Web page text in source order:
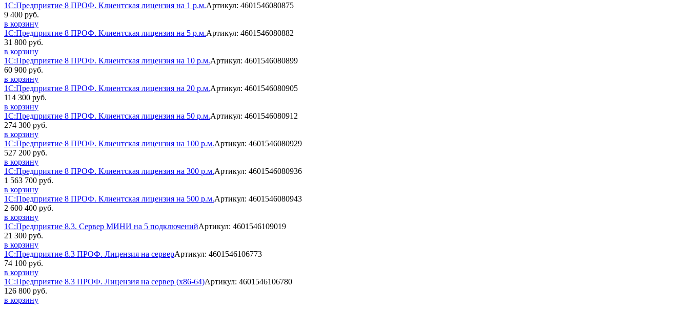
1С:Предприятие 8 ПРОФ. Клиентская лицензия на 1 р.м.Артикул: 4601546080875
9 400 руб.
в корзину
1С:Предприятие 8 ПРОФ. Клиентская лицензия на 5 р.м.Артикул: 4601546080882
31 800 руб.
в корзину
1С:Предприятие 8 ПРОФ. Клиентская лицензия на 10 р.м.Артикул: 4601546080899
60 900 руб.
в корзину
1С:Предприятие 8 ПРОФ. Клиентская лицензия на 20 р.м.Артикул: 4601546080905
114 300 руб.
в корзину
1С:Предприятие 8 ПРОФ. Клиентская лицензия на 50 р.м.Артикул: 4601546080912
274 300 руб.
в корзину
1С:Предприятие 8 ПРОФ. Клиентская лицензия на 100 р.м.Артикул: 4601546080929
527 200 руб.
в корзину
1С:Предприятие 8 ПРОФ. Клиентская лицензия на 300 р.м.Артикул: 4601546080936
1 563 700 руб.
в корзину
1С:Предприятие 8 ПРОФ. Клиентская лицензия на 500 р.м.Артикул: 4601546080943
2 600 400 руб.
в корзину
1С:Предприятие 8.3. Сервер МИНИ на 5 подключенийАртикул: 4601546109019
21 300 руб.
в корзину
1С:Предприятие 8.3 ПРОФ. Лицензия на серверАртикул: 4601546106773
74 100 руб.
в корзину
1С:Предприятие 8.3 ПРОФ. Лицензия на сервер (x86-64)Артикул: 4601546106780
126 800 руб.
в корзину